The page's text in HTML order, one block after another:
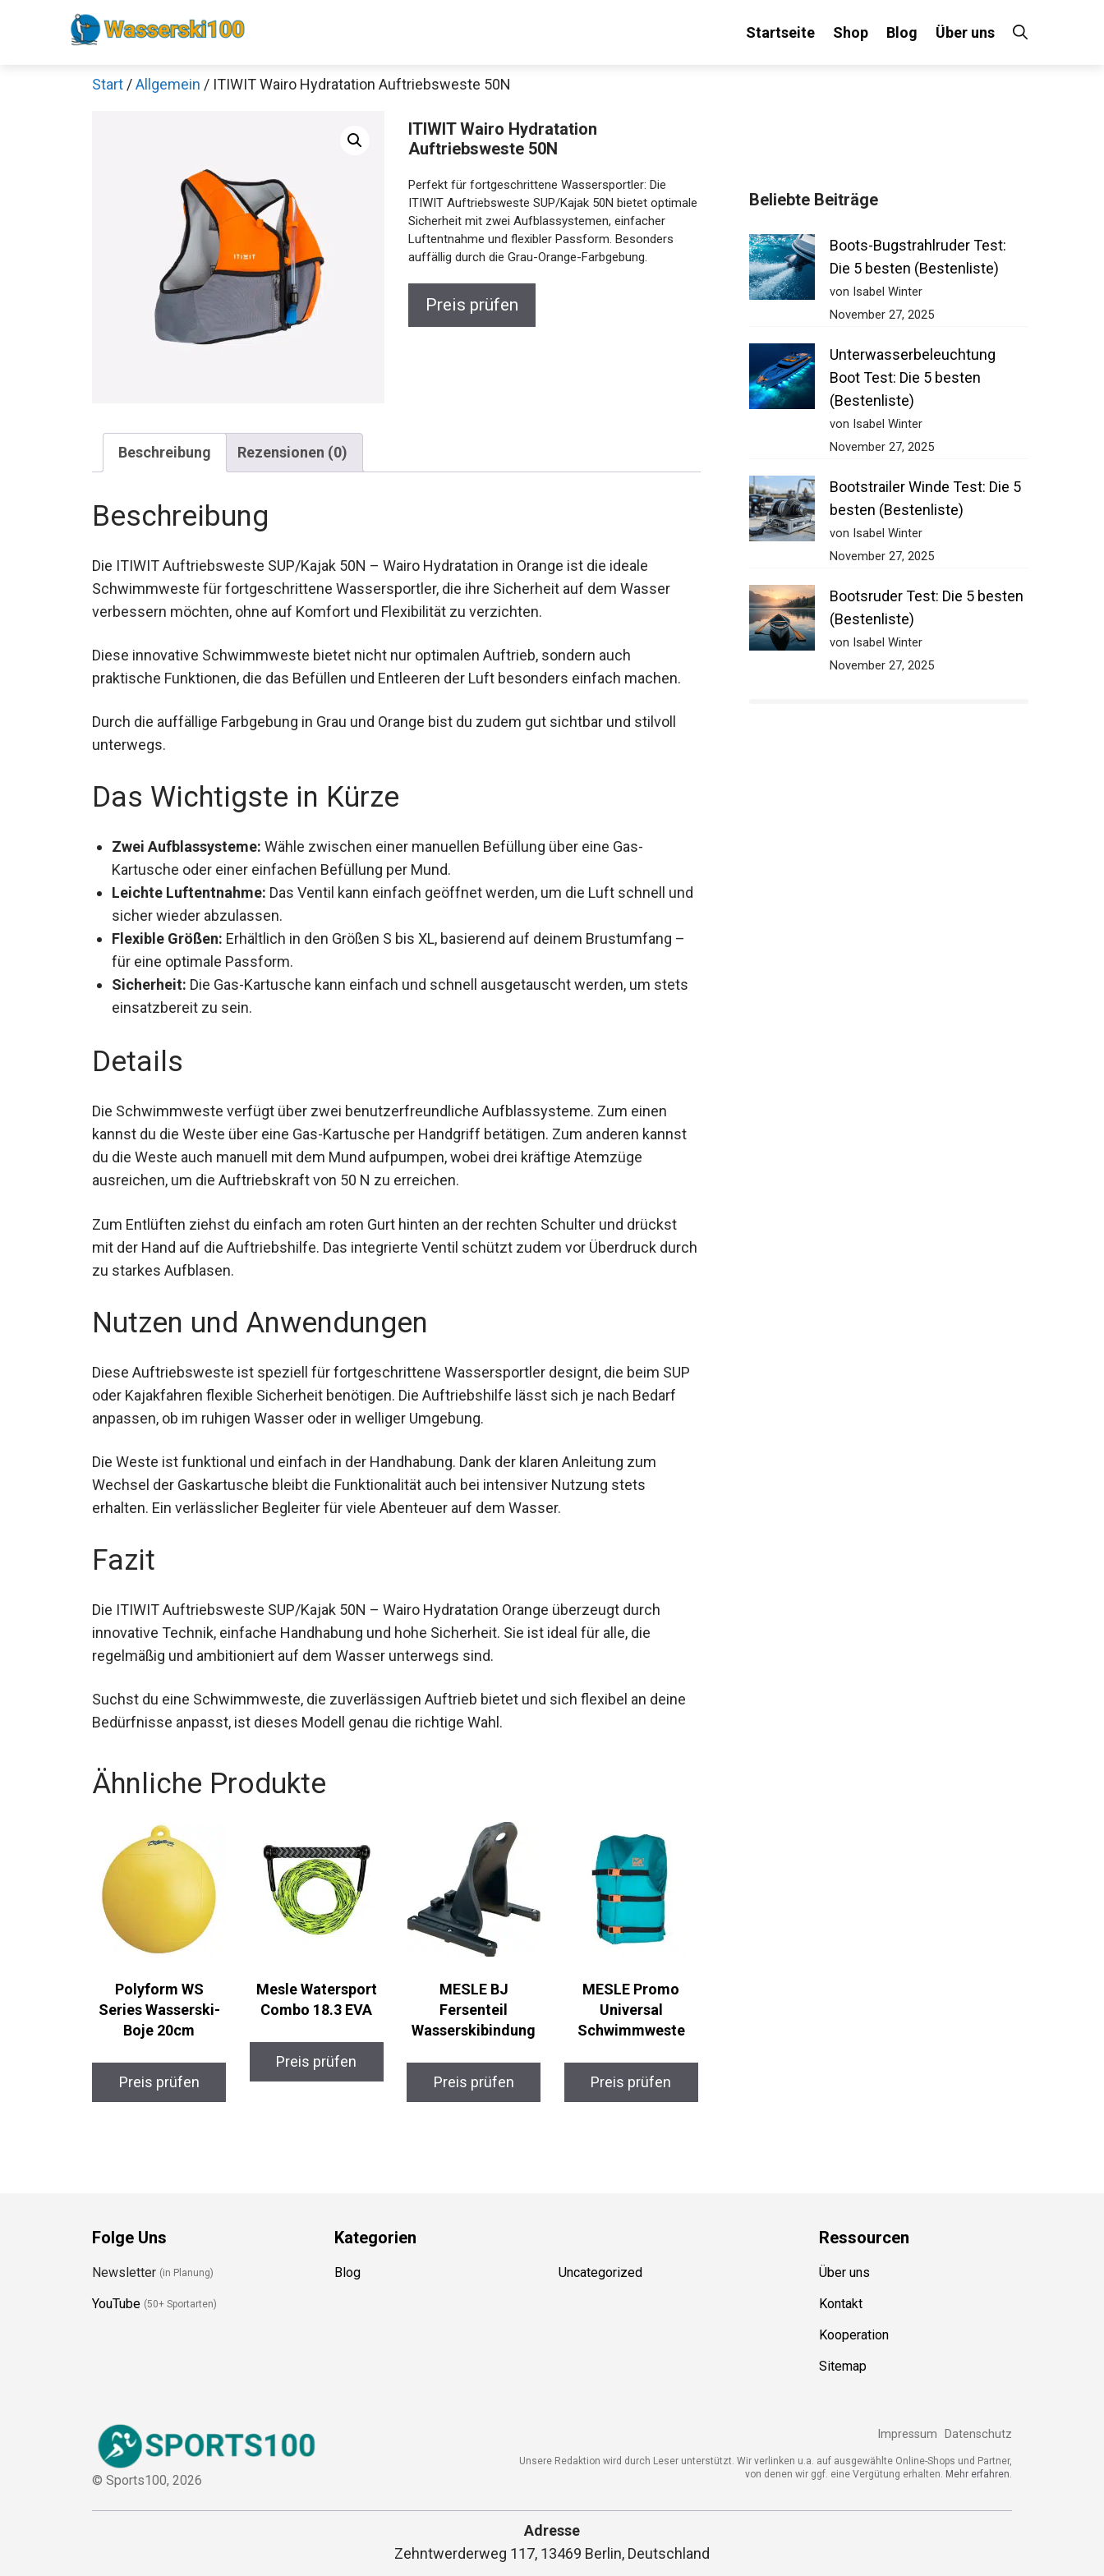
Startseite Shop Blog Über uns
Start /Allgemein / ITIWIT Wairo Hydratation Auftriebsweste 50N
ITIWIT Wairo Hydratation
Auftriebsweste 50N
Perfekt für fortgeschrittene Wassersportler: Die
ITIWIT Auftriebsweste SUP/Kajak 50N bietet optimale
Sicherheit mit zwei Aufblassystemen, einfacher
Luftentnahme und flexibler Passform. Besonders
auffällig durch die Grau-Orange-Farbgebung.
Preis prüfen
Beschreibung Rezensionen (0)
Beschreibung
Die ITIWIT Auftriebsweste SUP/Kajak 50N – Wairo Hydratation in Orange ist die ideale
Schwimmweste für fortgeschrittene Wassersportler, die ihre Sicherheit auf dem Wasser
verbessern möchten, ohne auf Komfort und Flexibilität zu verzichten.
Diese innovative Schwimmweste bietet nicht nur optimalen Auftrieb, sondern auch
praktische Funktionen, die das Befüllen und Entleeren der Luft besonders einfach machen.
Durch die auffällige Farbgebung in Grau und Orange bist du zudem gut sichtbar und stilvoll
unterwegs.
Das Wichtigste in Kürze
Zwei Aufblassysteme: Wähle zwischen einer manuellen Befüllung über eine Gas-
Kartusche oder einer einfachen Befüllung per Mund.
Leichte Luftentnahme: Das Ventil kann einfach geöffnet werden, um die Luft schnell und
sicher wieder abzulassen.
Flexible Größen: Erhältlich in den Größen S bis XL, basierend auf deinem Brustumfang –
für eine optimale Passform.
Sicherheit: Die Gas-Kartusche kann einfach und schnell ausgetauscht werden, um stets
einsatzbereit zu sein.
Details
Die Schwimmweste verfügt über zwei benutzerfreundliche Aufblassysteme. Zum einen
kannst du die Weste über eine Gas-Kartusche per Handgriff betätigen. Zum anderen kannst
du die Weste auch manuell mit dem Mund aufpumpen, wobei drei kräftige Atemzüge
ausreichen, um die Auftriebskraft von 50 N zu erreichen.
Zum Entlüften ziehst du einfach am roten Gurt hinten an der rechten Schulter und drückst
mit der Hand auf die Auftriebshilfe. Das integrierte Ventil schützt zudem vor Überdruck durch
zu starkes Aufblasen.
Nutzen und Anwendungen
Diese Auftriebsweste ist speziell für fortgeschrittene Wassersportler designt, die beim SUP
oder Kajakfahren flexible Sicherheit benötigen. Die Auftriebshilfe lässt sich je nach Bedarf
anpassen, ob im ruhigen Wasser oder in welliger Umgebung.
Die Weste ist funktional und einfach in der Handhabung. Dank der klaren Anleitung zum
Wechsel der Gaskartusche bleibt die Funktionalität auch bei intensiver Nutzung stets
erhalten. Ein verlässlicher Begleiter für viele Abenteuer auf dem Wasser.
Fazit
Die ITIWIT Auftriebsweste SUP/Kajak 50N – Wairo Hydratation Orange überzeugt durch
innovative Technik, einfache Handhabung und hohe Sicherheit. Sie ist ideal für alle, die
regelmäßig und ambitioniert auf dem Wasser unterwegs sind.
Suchst du eine Schwimmweste, die zuverlässigen Auftrieb bietet und sich flexibel an deine
Bedürfnisse anpasst, ist dieses Modell genau die richtige Wahl.
Ähnliche Produkte
Polyform WS
Series Wasserski-
Boje 20cm
Preis prüfen
Mesle Watersport
Combo 18.3 EVA
Preis prüfen
MESLE BJ
Fersenteil
Wasserskibindung
Preis prüfen
MESLE Promo
Universal
Schwimmweste
Preis prüfen
Beliebte Beiträge
Boots-Bugstrahlruder Test:
Die 5 besten (Bestenliste)
von Isabel Winter
November 27, 2025
Unterwasserbeleuchtung
Boot Test: Die 5 besten
(Bestenliste)
von Isabel Winter
November 27, 2025
Bootstrailer Winde Test: Die 5
besten (Bestenliste)
von Isabel Winter
November 27, 2025
Bootsruder Test: Die 5 besten
(Bestenliste)
von Isabel Winter
November 27, 2025
Folge Uns
Newsletter (in Planung)
YouTube (50+ Sportarten)
Kategorien
Blog Uncategorized
Ressourcen
Über uns
Kontakt
Kooperation
Sitemap
© Sports100, 2026
Impressum Datenschutz
Unsere Redaktion wird durch Leser unterstützt. Wir verlinken u.a. auf ausgewählte Online-Shops und Partner,
von denen wir ggf. eine Vergütung erhalten. Mehr erfahren.
Adresse
Zehntwerderweg 117, 13469 Berlin, Deutschland